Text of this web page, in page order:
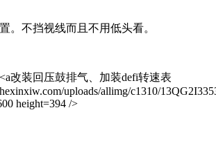
不挡视线而且不用低头看。
改装回压鼓排气、加装defi转速表
uploads/allimg/c1310/
height=394 />